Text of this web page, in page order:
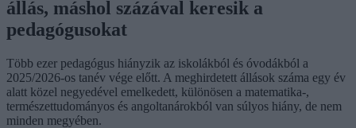
állás, máshol százával keresik a
pedagógusokat
Több ezer pedagógus hiányzik az iskolákból és óvodákból a
2025/2026-os tanév vége előtt. A meghirdetett állások száma egy év
alatt közel negyedével emelkedett, különösen a matematika-,
természettudományos és angoltanárokból van súlyos hiány, de nem
minden megyében.